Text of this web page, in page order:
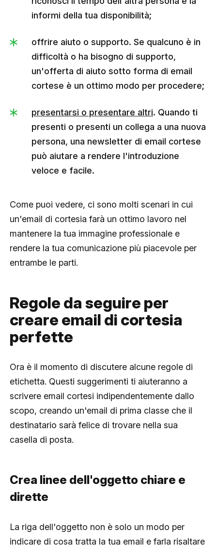
informi della tua disponibilità;
offrire aiuto o supporto. Se qualcuno è in
difficoltà o ha bisogno di supporto,
un'offerta di aiuto sotto forma di email
cortese è un ottimo modo per procedere;
presentarsi o presentare altri. Quando ti
presenti o presenti un collega a una nuova
persona, una newsletter di email cortese
può aiutare a rendere l'introduzione
veloce e facile.
Come puoi vedere, ci sono molti scenari in cui
un'email di cortesia farà un ottimo lavoro nel
mantenere la tua immagine professionale e
rendere la tua comunicazione più piacevole per
entrambe le parti.
Regole da seguire per
creare email di cortesia
perfette
Ora è il momento di discutere alcune regole di
etichetta. Questi suggerimenti ti aiuteranno a
scrivere email cortesi indipendentemente dallo
scopo, creando un'email di prima classe che il
destinatario sarà felice di trovare nella sua
casella di posta.
Crea linee dell'oggetto chiare e
dirette
La riga dell'oggetto non è solo un modo per
indicare di cosa tratta la tua email e farla risaltare